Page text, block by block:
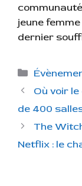
jeune
dernier
C
a
é
g
o
Où voir
de 400
The
Netflix : le